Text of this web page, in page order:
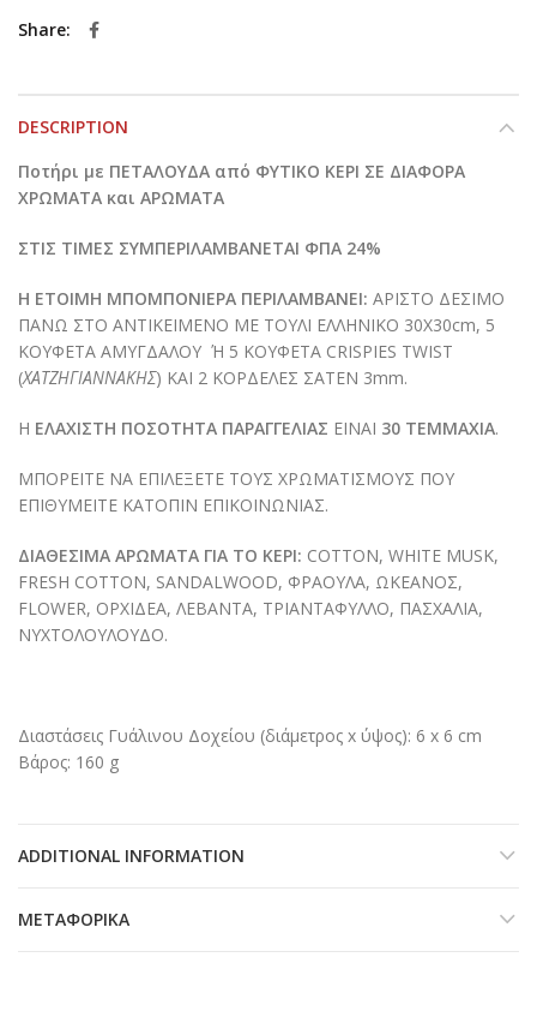
Share
DESCRIPTION
Ποτήρι με ΠΕΤΑΛΟΥΔΑ από ΦΥΤΙΚΟ ΚΕΡΙ ΣΕ ΔΙΑΦΟΡΑ
ΧΡΩΜΑΤΑ και ΑΡΩΜΑΤΑ
ΣΤΙΣ ΤΙΜΕΣ ΣΥΜΠΕΡΙΛΑΜΒΑΝΕΤΑΙ ΦΠΑ 24%
Η ΕΤΟΙΜΗ ΜΠΟΜΠΟΝΙΕΡΑ ΠΕΡΙΛΑΜΒΑΝΕΙ: ΑΡΙΣΤΟ ΔΕΣΙΜΟ
ΠΑΝΩ ΣΤΟ ΑΝΤΙΚΕΙΜΕΝΟ ΜΕ ΤΟΥΛΙ ΕΛΛΗΝΙΚΟ 30Χ30cm, 5
ΚΟΥΦΕΤΑ ΑΜΥΓΔΑΛΟΥ Ή 5 ΚΟΥΦΕΤΑ CRISPIES TWIST
(ΧΑΤΖΗΓΙΑΝΝΑΚΗΣ) ΚΑΙ 2 ΚΟΡΔΕΛΕΣ ΣΑΤΕΝ 3mm.
Η ΕΛΑΧΙΣΤΗ ΠΟΣΟΤΗΤΑ ΠΑΡΑΓΓΕΛΙΑΣ ΕΙΝΑΙ 30 ΤΕΜΜΑΧΙΑ.
ΜΠΟΡΕΙΤΕ ΝΑ ΕΠΙΛΕΞΕΤΕ ΤΟΥΣ ΧΡΩΜΑΤΙΣΜΟΥΣ ΠΟΥ
ΕΠΙΘΥΜΕΙΤΕ ΚΑΤΟΠΙΝ ΕΠΙΚΟΙΝΩΝΙΑΣ.
ΔΙΑΘΕΣΙΜΑ ΑΡΩΜΑΤΑ ΓΙΑ ΤΟ ΚΕΡΙ: COTTON, WHITE MUSK,
FRESH COTTON, SANDALWOOD, ΦΡΑΟΥΛΑ, ΩΚΕΑΝΟΣ,
FLOWER, ΟΡΧΙΔΕΑ, ΛΕΒΑΝΤΑ, ΤΡΙΑΝΤΑΦΥΛΛΟ, ΠΑΣΧΑΛΙΑ,
ΝΥΧΤΟΛΟΥΛΟΥΔΟ.
Διαστάσεις Γυάλινου Δοχείου (διάμετρος x ύψος): 6 x 6 cm
Βάρος: 160 g
ADDITIONAL INFORMATION
ΜΕΤΑΦΟΡΙΚΆ